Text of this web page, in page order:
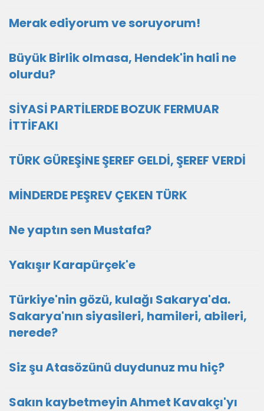
Merak ediyorum ve soruyorum!
Büyük Birlik olmasa, Hendek'in hali ne
olurdu?
SİYASİ PARTİLERDE BOZUK FERMUAR
İTTİFAKI
TÜRK GÜREŞİNE ŞEREF GELDİ, ŞEREF VERDİ
MİNDERDE PEŞREV ÇEKEN TÜRK
Ne yaptın sen Mustafa?
Yakışır Karapürçek'e
Türkiye'nin gözü, kulağı Sakarya'da.
Sakarya'nın siyasileri, hamileri, abileri,
nerede?
Siz şu Atasözünü duydunuz mu hiç?
Sakın kaybetmeyin Ahmet Kavakçı'yı